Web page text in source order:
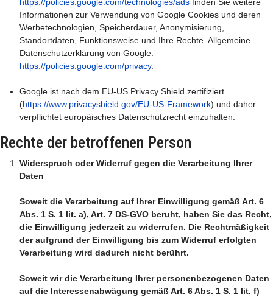
Informationen zur Verwendung von Google Cookies und deren
Werbetechnologien, Speicherdauer, Anonymisierung,
Standortdaten, Funktionsweise und Ihre Rechte. Allgemeine
Datenschutzerklärung von Google:
https://policies.google.com/privacy.
Google ist nach dem EU-US Privacy Shield zertifiziert
(https://www.privacyshield.gov/EU-US-Framework) und daher
verpflichtet europäisches Datenschutzrecht einzuhalten.
Rechte der betroffenen Person
Widerspruch oder Widerruf gegen die Verarbeitung Ihrer
Daten
Soweit die Verarbeitung auf Ihrer Einwilligung gemäß Art. 6
Abs. 1 S. 1 lit. a), Art. 7 DS-GVO beruht, haben Sie das Recht,
die Einwilligung jederzeit zu widerrufen. Die Rechtmäßigkeit
der aufgrund der Einwilligung bis zum Widerruf erfolgten
Verarbeitung wird dadurch nicht berührt.
Soweit wir die Verarbeitung Ihrer personenbezogenen Daten
auf die Interessenabwägung gemäß Art. 6 Abs. 1 S. 1 lit. f)